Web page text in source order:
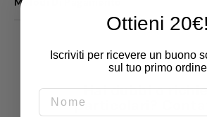
Hai dubbi o
particolari?
Ottieni 20€!
Iscriviti per ricevere un buono
sul tuo primo ordine